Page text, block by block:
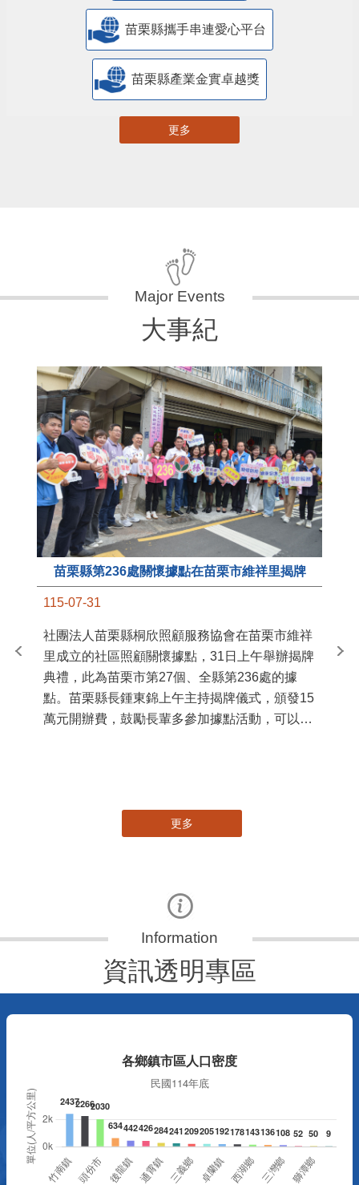
苗栗縣攜手串連愛心平台
苗栗縣產業金實卓越獎
更多
大事紀
苗栗縣第236處關懷據點在苗栗市維祥里揭牌
115-07-31
社團法人苗栗縣桐欣照顧服務協會在苗栗市維祥
里成立的社區照顧關懷據點，31日上午舉辦揭牌
典禮，此為苗栗市第27個、全縣第236處的據
點。苗栗縣長鍾東錦上午主持揭牌儀式，頒發15
萬元開辦費，鼓勵長輩多參加據點活動，可以更
苗
更多
資訊透明專區